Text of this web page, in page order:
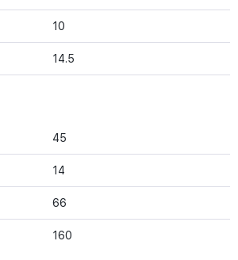
10
14.5
45
14
66
160